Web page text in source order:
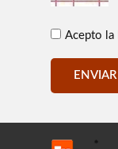
Acepto la